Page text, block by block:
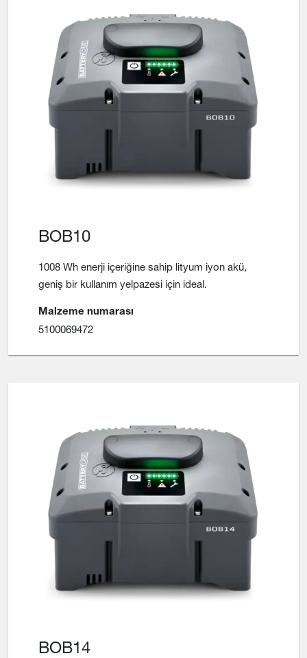
BOB10
1008 Wh enerji içeriğine sahip lityum iyon akü,
geniş bir kullanım yelpazesi için ideal.
Malzeme numarası
5100069472
BOB14